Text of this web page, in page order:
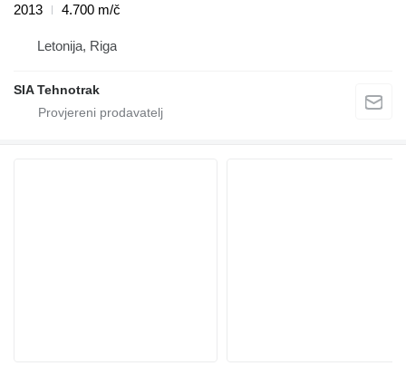
2013
4.700 m/č
Letonija, Riga
SIA Tehnotrak